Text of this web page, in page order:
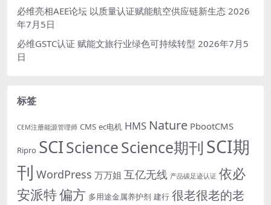
必维亮相AEE论坛 以质量认证赋能航空供应链新生态 2026
年7月5日
必维GSTC认证 赋能文旅行业绿色可持续转型 2026年7月5
日
标签
CEM注册能源管理师 CMS ec电机 HMS Nature PbootCMS
Ripro SCIScienceScience期刊 SCI期
刊 WordPress 万万姐 互亿无线 产品碳足迹认证 依必
安派特偏方 多用途金属养护剂 建行 很老很老的老